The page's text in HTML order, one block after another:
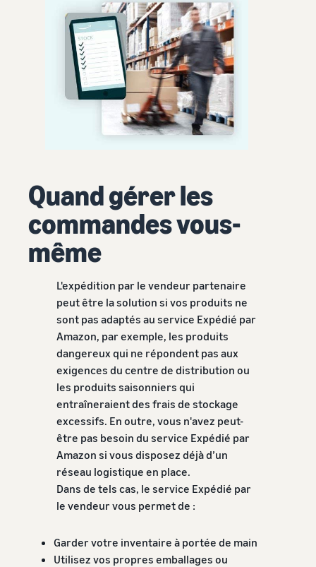
Quand gérer les
commandes vous-
même
L'expédition par le vendeur partenaire
peut être la solution si vos produits ne
sont pas adaptés au service Expédié par
Amazon, par exemple, les produits
dangereux qui ne répondent pas aux
exigences du centre de distribution ou
les produits saisonniers qui
entraîneraient des frais de stockage
excessifs. En outre, vous n'avez peut-
être pas besoin du service Expédié par
Amazon si vous disposez déjà d’un
réseau logistique en place.
Dans de tels cas, le service Expédié par
le vendeur vous permet de :
Garder votre inventaire à portée de main
Utilisez vos propres emballages ou